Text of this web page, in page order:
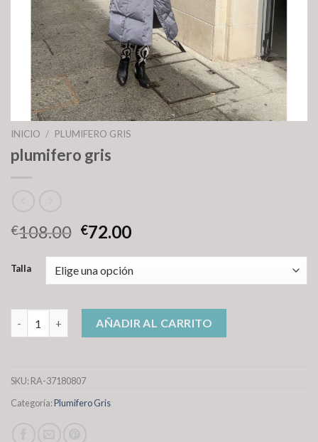
INICIO / PLUMIFERO GRIS
plumifero gris
€108.00 €72.00
Talla
plumifero gris cantidadAÑADIR AL CARRITO
SKU:RA-37180807
Categoría:Plumifero Gris